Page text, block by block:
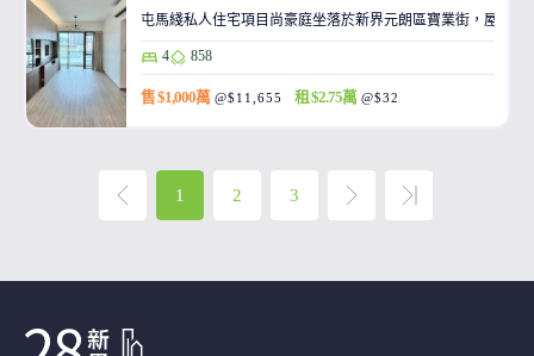
屯馬綫私人住宅項目尚豪庭坐落於新界元朗區寶業街，屋苑
4 858
售 $1,000萬 @$11,655 租 $2.75萬 @$32
1 2 3